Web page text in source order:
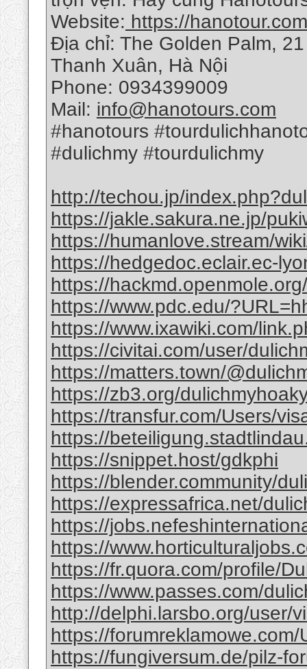
Website: https://
Địa chỉ: The Golden Palm,
Thanh Xuân, Hà Nội
Phone: 0934399009
Mail: info@hanotours.com
#hanotours
#dulichmy #tourdulichmy
http://techou.jp/
https://jakle.sakura.ne.jp/
https://humanlove.stream/
https://hedgedoc.eclair.ec-
https://
https://www.pdc.edu/
https://www.ixawiki.com/
https://civitai.com/user/
https://matters.town/
https://zb3.org/
https://transfur.com/Users/
https://
https://snippet.host/gdkphi
https://blender.community/
https://expressafrica.net/
https://
https://
https://fr.quora.com/profile/
https://www.passes.com/
http://delphi.larsbo.org/user/
https://
https://fungiversum.de/pilz-